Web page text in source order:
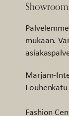
Showroom
mukaan.
Marjam-
Fashion